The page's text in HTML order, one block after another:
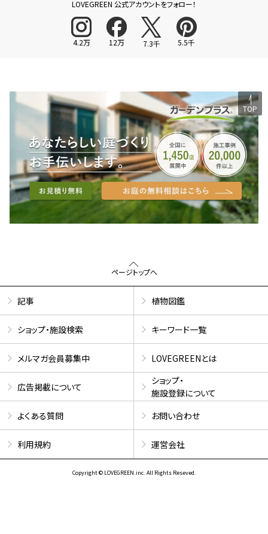
LOVEGREEN 公式アカウントをフォロー！
4.2万 12万 7.3千 5.5千
TOP
ページトップへ
記事 植物図鑑
ショップ・施設検索 キーワード一覧
メルマガ会員募集中 LOVEGREENとは
広告掲載について
ショップ・
施設登録について
よくある質問
お問い合わせ
利用規約 運営会社
Copyright © LOVEGREEN.inc. All Rights Reseved.